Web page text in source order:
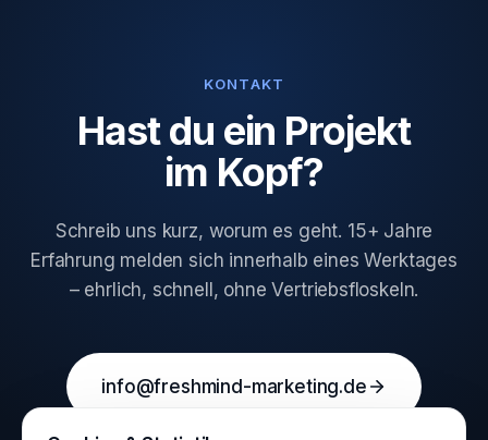
KONTAKT
Hast du ein Projekt
im Kopf?
Schreib uns kurz, worum es geht. 15+ Jahre
Erfahrung melden sich innerhalb eines Werktages
– ehrlich, schnell, ohne Vertriebsfloskeln.
info@freshmind-marketing.de